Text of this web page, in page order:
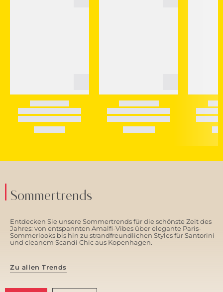
Sommertrends
Entdecken Sie unsere Sommertrends für die schönste Zeit des
Jahres: von entspannten Amalfi-Vibes über elegante Paris-
Sommerlooks bis hin zu strandfreundlichen Styles für Santorini
und cleanem Scandi Chic aus Kopenhagen.
Zu allen Trends